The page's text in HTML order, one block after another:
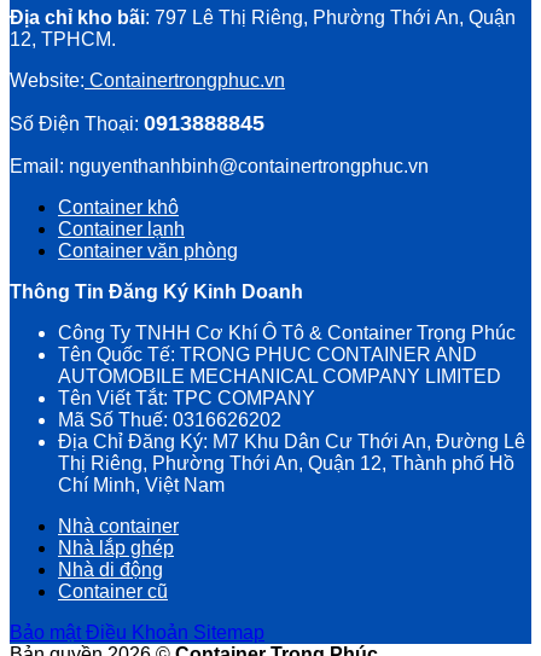
Địa chỉ kho bãi: 797 Lê Thị Riêng, Phường Thới An, Quận
12, TPHCM.
Website: Containertrongphuc.vn
Số Điện Thoại: 0913888845
Email: nguyenthanhbinh@containertrongphuc.vn
Container khô
Container lạnh
Container văn phòng
Thông Tin Đăng Ký Kinh Doanh
Công Ty TNHH Cơ Khí Ô Tô & Container Trọng Phúc
Tên Quốc Tế: TRONG PHUC CONTAINER AND
AUTOMOBILE MECHANICAL COMPANY LIMITED
Tên Viết Tắt: TPC COMPANY
Mã Số Thuế: 0316626202
Địa Chỉ Đăng Ký: M7 Khu Dân Cư Thới An, Đường Lê
Thị Riêng, Phường Thới An, Quận 12, Thành phố Hồ
Chí Minh, Việt Nam
Nhà container
Nhà lắp ghép
Nhà di động
Container cũ
Bảo mật Điều Khoản Sitemap